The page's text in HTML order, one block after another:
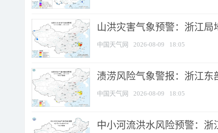
山洪灾害气象预警：浙江
中国天气网 2026-08-09 18:05
渍涝风险气象警报：浙江
中国天气网 2026-08-09 18:05
中小河流洪水风险预警：